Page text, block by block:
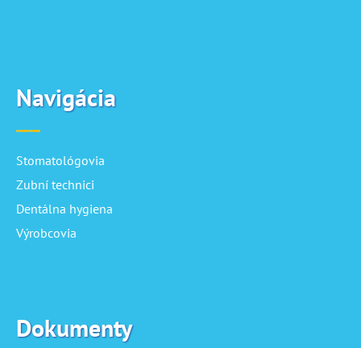
Navigácia
Stomatológovia
Zubní technici
Dentálna hygiena
Výrobcovia
Dokumenty